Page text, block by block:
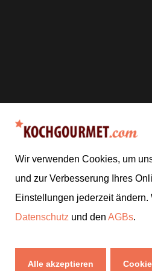
Wir verwenden Cookies, um
und zur Verbesserung Ihres
Einstellungen jederzeit
Datenschutz und den AGBs.
Alle akzeptieren